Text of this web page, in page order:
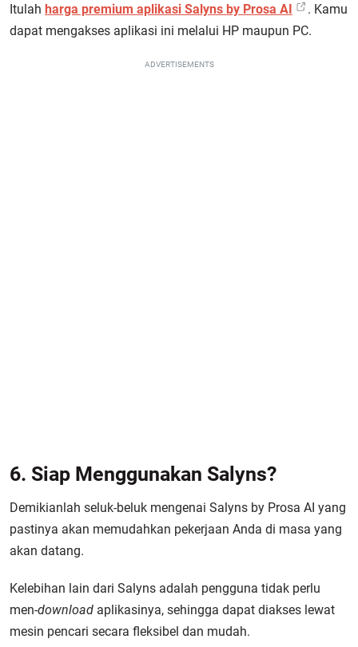
Itulah harga premium aplikasi Salyns by Prosa AI
. Kamu
dapat mengakses aplikasi ini melalui HP maupun PC.
ADVERTISEMENTS
6. Siap Menggunakan Salyns?
Demikianlah seluk-beluk mengenai Salyns by Prosa AI yang
pastinya akan memudahkan pekerjaan Anda di masa yang
akan datang.
Kelebihan lain dari Salyns adalah pengguna tidak perlu
men-download aplikasinya, sehingga dapat diakses lewat
mesin pencari secara fleksibel dan mudah.